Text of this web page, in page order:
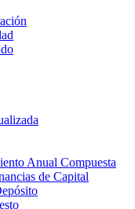
Anual Compuesta
de Capital